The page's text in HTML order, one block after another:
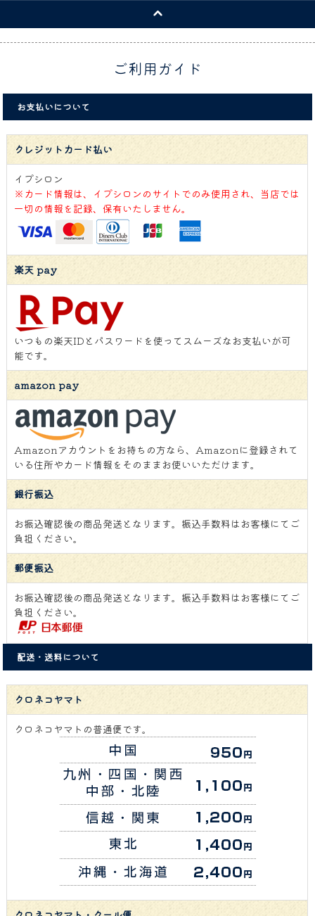
ご利用ガイド
お支払いについて
クレジットカード払い
イプシロン
※カード情報は、イプシロンのサイトでのみ使用され、当店では
一切の情報を記録、保有いたしません。
楽天 pay
いつもの楽天IDとパスワードを使ってスムーズなお支払いが可
能です。
amazon pay
Amazonアカウントをお持ちの方なら、Amazonに登録されて
いる住所やカード情報をそのままお使いいただけます。
銀行振込
お振込確認後の商品発送となります。振込手数料はお客様にてご
負担ください。
郵便振込
お振込確認後の商品発送となります。振込手数料はお客様にてご
負担ください。
配送・送料について
クロネコヤマト
クロネコヤマトの普通便です。